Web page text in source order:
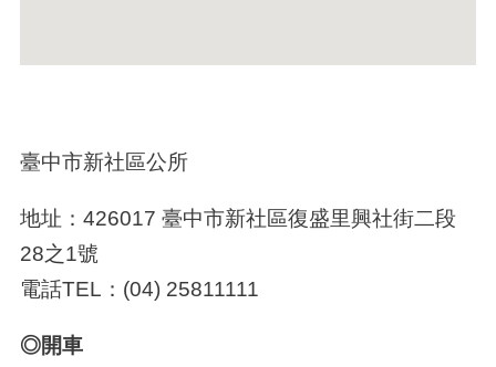
臺中市新社區公所
地址：426017 臺中市新社區復盛里興社街二段
28之1號
電話TEL：(04) 25811111
◎開車